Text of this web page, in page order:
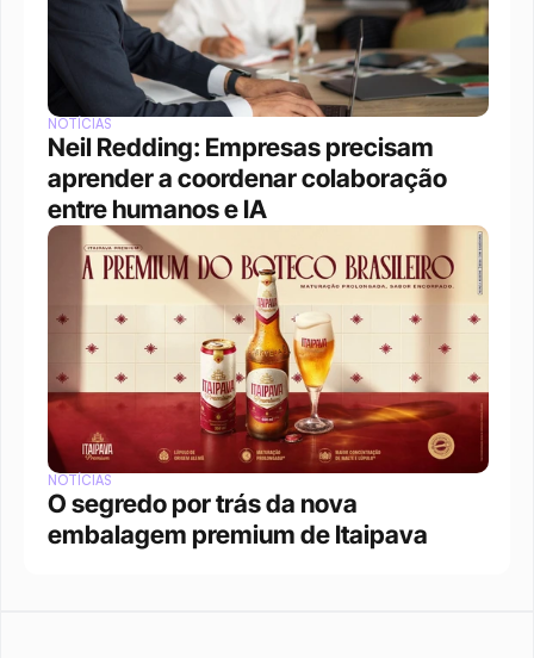
NOTÍCIAS
Neil Redding: Empresas precisam
aprender a coordenar colaboração
entre humanos e IA
NOTÍCIAS
O segredo por trás da nova
embalagem premium de Itaipava